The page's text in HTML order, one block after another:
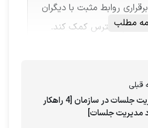
روابط مثبت با دیگران
کاهش استرس کمک کند.
مرزهای شخصی خود را
از بروز استرس جلوگیری
مطلب
قبلی
مدیریت جلسات در سازمان [4 راهکار
مدیریت جلسات]